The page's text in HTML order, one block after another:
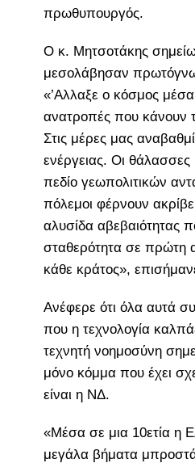
πρωθυπουργός.
Ο κ. Μητσοτάκης
μεσολάβησαν
«’Αλλαξε ο κόσμος
ανατροπές που κάνουν
Στις μέρες μας
ενέργειας. Οι θάλασσες
πεδίο γεωπολιτικών
πόλεμοι φέρνουν
αλυσίδα αβεβαιότητας
σταθερότητα σε πρώτη
κάθε κράτος»,
Ανέφερε ότι όλα αυτά
που η τεχνολογία
τεχνητή νοημοσύνη
μόνο κόμμα που έχει
είναι η ΝΔ.
«Μέσα σε μια 10ετία η
μεγάλα βήματα